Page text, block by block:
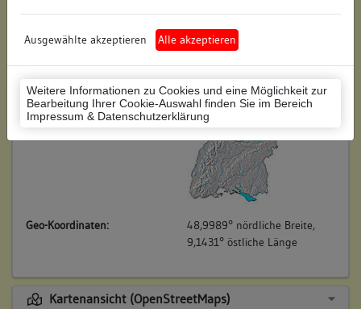
Ausgewählte akzeptieren Alle akzeptieren
Weitere Informationen zu Cookies und eine Möglichkeit zur
Bearbeitung Ihrer Cookie-Auswahl finden Sie im Bereich
Impressum & Datenschutzerklärung
Flurstücknummer: keine
Historischer Straßenname: keiner
Lage des Wohnplatzes:
Geo-Koordinaten:
48,9989° nördliche Breite,
9,1431° östliche Länge
Kartenansicht (OpenStreetMaps)